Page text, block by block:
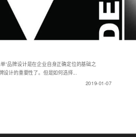
“品牌设计是在企业自身正确定位的基础之
设计的重要性了。但是如何选择...
2019-01-07